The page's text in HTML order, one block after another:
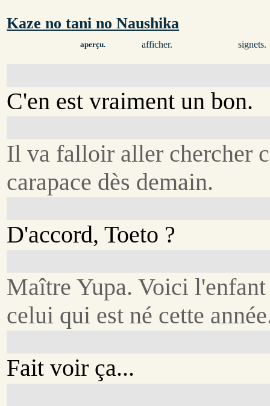
Kaze no tani no Naushika
aperçu. afficher. signets.
C'en est vraiment un bon.
Il va falloir aller chercher
carapace dès demain.
D'accord, Toeto ?
Maître Yupa. Voici l'enfant
celui qui est né cette
Fait voir ça...